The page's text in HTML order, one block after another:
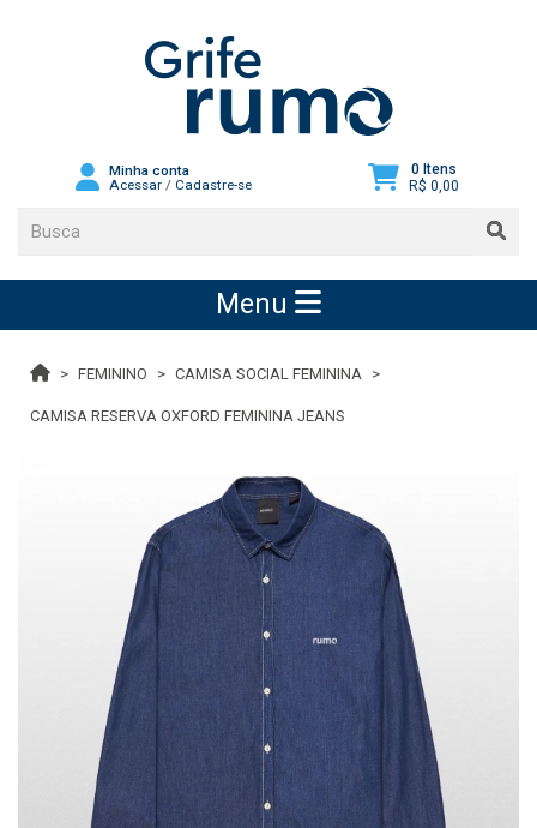
Minha conta
Acessar /Cadastre-se
0 Itens
R$ 0,00
Menu
FEMININO CAMISA SOCIAL FEMININA
CAMISA RESERVA OXFORD FEMININA JEANS